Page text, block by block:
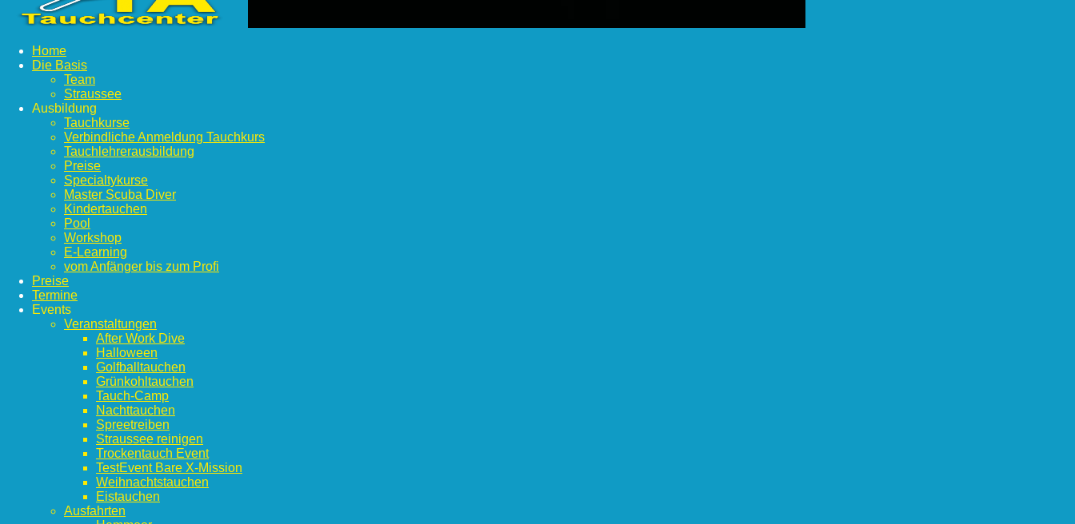
Home
Die Basis
Team
Straussee
Ausbildung
Tauchkurse
Verbindliche Anmeldung Tauchkurs
Tauchlehrerausbildung
Preise
Specialtykurse
Master Scuba Diver
Kindertauchen
Pool
Workshop
E-Learning
vom Anfänger bis zum Profi
Preise
Termine
Events
Veranstaltungen
After Work Dive
Halloween
Golfballtauchen
Grünkohltauchen
Tauch-Camp
Nachttauchen
Spreetreiben
Straussee reinigen
Trockentauch Event
TestEvent Bare X-Mission
Weihnachtstauchen
Eistauchen
Ausfahrten